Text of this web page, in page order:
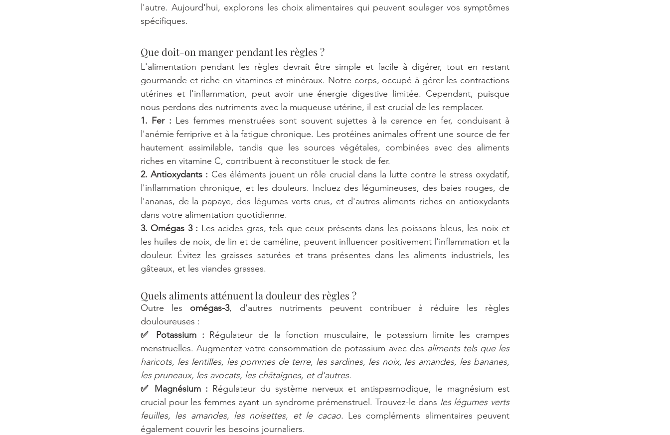
l'autre. Aujourd'hui, explorons les choix alimentaires qui peuvent soulager vos symptômes
spécifiques.
Que doit-on manger pendant les règles ?
L'alimentation pendant les règles devrait être simple et facile à digérer, tout en restant
gourmande et riche en vitamines et minéraux. Notre corps, occupé à gérer les contractions
utérines et l'inflammation, peut avoir une énergie digestive limitée. Cependant, puisque
nous perdons des nutriments avec la muqueuse utérine, il est crucial de les remplacer.
1. Fer : Les femmes menstruées sont souvent sujettes à la carence en fer, conduisant à
l'anémie ferriprive et à la fatigue chronique. Les protéines animales offrent une source de fer
hautement assimilable, tandis que les sources végétales, combinées avec des aliments
riches en vitamine C, contribuent à reconstituer le stock de fer.
2. Antioxydants : Ces éléments jouent un rôle crucial dans la lutte contre le stress oxydatif,
l'inflammation chronique, et les douleurs. Incluez des légumineuses, des baies rouges, de
l'ananas, de la papaye, des légumes verts crus, et d'autres aliments riches en antioxydants
dans votre alimentation quotidienne.
3. Omégas 3 : Les acides gras, tels que ceux présents dans les poissons bleus, les noix et
les huiles de noix, de lin et de caméline, peuvent influencer positivement l'inflammation et la
douleur. Évitez les graisses saturées et trans présentes dans les aliments industriels, les
gâteaux, et les viandes grasses.
Quels aliments atténuent la douleur des règles ?
Outre les omégas-3, d'autres nutriments peuvent contribuer à réduire les règles
douloureuses :
✅ Potassium : Régulateur de la fonction musculaire, le potassium limite les crampes
menstruelles. Augmentez votre consommation de potassium avec des aliments tels que les
haricots, les lentilles, les pommes de terre, les sardines, les noix, les amandes, les bananes,
les pruneaux, les avocats, les châtaignes, et d'autres.
✅ Magnésium : Régulateur du système nerveux et antispasmodique, le magnésium est
crucial pour les femmes ayant un syndrome prémenstruel. Trouvez-le dans les légumes verts
feuilles, les amandes, les noisettes, et le cacao. Les compléments alimentaires peuvent
également couvrir les besoins journaliers.